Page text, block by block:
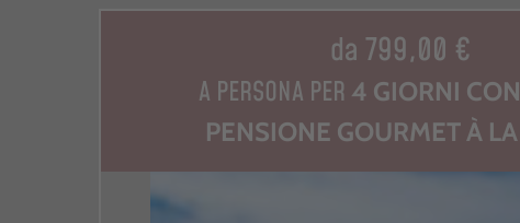
da 799,00 €
A PERSONA PER 4 GIORNI
PENSIONE GOURMET À